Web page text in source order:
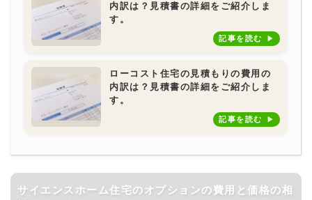
内訳は？見積書の詳細をご紹介しま
す。
記事を読む
ローコスト住宅の見積もりの費用の
内訳は？見積書の詳細をご紹介しま
す。
記事を読む
サイエンスホーム住宅のオプションの費用と価格の相